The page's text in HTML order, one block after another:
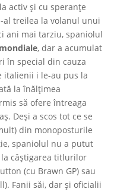
activ şi cu speranţe
al treilea la volanul unui
ani mai tarziu, spaniolul
, dar a acumulat
în special din cauza
italienii i le-au pus la
la înălţimea
să ofere întreaga
Deşi a scos tot ce se
din monoposturile
spaniolul nu a putut
câştigarea titlurilor
(cu Brawn GP) sau
Fanii săi, dar şi oficialii